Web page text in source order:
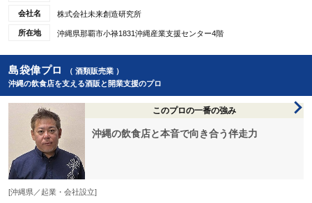
会社名 株式会社未来創造研究所
所在地 沖縄県那覇市小禄1831沖縄産業支援センター4階
島袋偉プロ
（ 酒類販売業 ）
沖縄の飲食店を支える酒販と開業支援のプロ
このプロの一番の強み
沖縄の飲食店と本音で向き合う伴走力
[沖縄県／起業・会社設立]